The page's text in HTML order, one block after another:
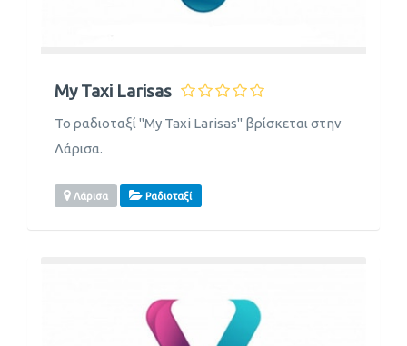
My Taxi Larisas
Το ραδιοταξί "My Taxi Larisas" βρίσκεται στην
Λάρισα.
Λάρισα Ραδιοταξί